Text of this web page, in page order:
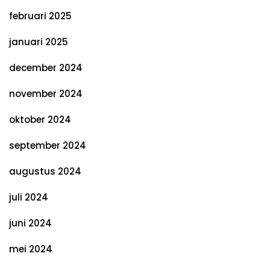
februari 2025
januari 2025
december 2024
november 2024
oktober 2024
september 2024
augustus 2024
juli 2024
juni 2024
mei 2024